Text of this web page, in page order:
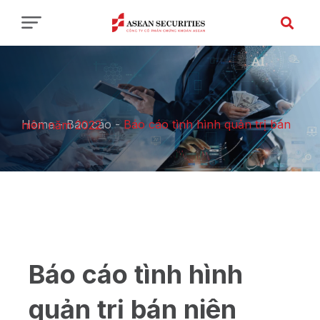
Home-Báo cáo-
Báo cáo tình hình quản trị bán niên năm 2022
Báo cáo tình hình
quản trị bán niên